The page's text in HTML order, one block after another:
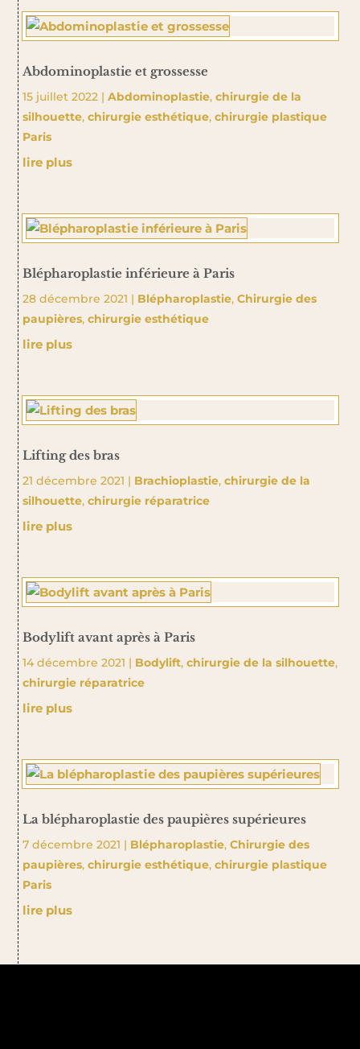
Abdominoplastie et grossesse
15 juillet 2022| Abdominoplastie, chirurgie de la
silhouette, chirurgie esthétique, chirurgie plastique
Paris
lire plus
Blépharoplastie inférieure à Paris
28 décembre 2021 | Blépharoplastie, Chirurgie des
paupières, chirurgie esthétique
lire plus
Lifting des bras
21 décembre 2021 | Brachioplastie, chirurgie de la
silhouette, chirurgie réparatrice
lire plus
Bodylift avant après à Paris
14 décembre 2021 | Bodylift, chirurgie de la silhouette,
chirurgie réparatrice
lire plus
La blépharoplastie des paupières supérieures
7 décembre 2021 | Blépharoplastie, Chirurgie des
paupières, chirurgie esthétique, chirurgie plastique
Paris
lire plus